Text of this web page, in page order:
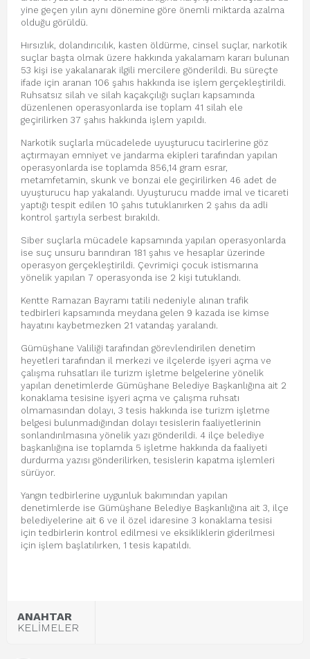
yine geçen yılın aynı dönemine göre önemli miktarda azalma
olduğu görüldü.
Hırsızlık, dolandırıcılık, kasten öldürme, cinsel suçlar, narkotik
suçlar başta olmak üzere hakkında yakalamam kararı bulunan
53 kişi ise yakalanarak ilgili mercilere gönderildi. Bu süreçte
ifade için aranan 106 şahıs hakkında ise işlem gerçekleştirildi.
Ruhsatsız silah ve silah kaçakçılığı suçları kapsamında
düzenlenen operasyonlarda ise toplam 41 silah ele
geçirilirken 37 şahıs hakkında işlem yapıldı.
Narkotik suçlarla mücadelede uyuşturucu tacirlerine göz
açtırmayan emniyet ve jandarma ekipleri tarafından yapılan
operasyonlarda ise toplamda 856,14 gram esrar,
metamfetamin, skunk ve bonzai ele geçirilirken 46 adet de
uyuşturucu hap yakalandı. Uyuşturucu madde imal ve ticareti
yaptığı tespit edilen 10 şahıs tutuklanırken 2 şahıs da adli
kontrol şartıyla serbest bırakıldı.
Siber suçlarla mücadele kapsamında yapılan operasyonlarda
ise suç unsuru barındıran 181 şahıs ve hesaplar üzerinde
operasyon gerçekleştirildi. Çevrimiçi çocuk istismarına
yönelik yapılan 7 operasyonda ise 2 kişi tutuklandı.
Kentte Ramazan Bayramı tatili nedeniyle alınan trafik
tedbirleri kapsamında meydana gelen 9 kazada ise kimse
hayatını kaybetmezken 21 vatandaş yaralandı.
Gümüşhane Valiliği tarafından görevlendirilen denetim
heyetleri tarafından il merkezi ve ilçelerde işyeri açma ve
çalışma ruhsatları ile turizm işletme belgelerine yönelik
yapılan denetimlerde Gümüşhane Belediye Başkanlığına ait 2
konaklama tesisine işyeri açma ve çalışma ruhsatı
olmamasından dolayı, 3 tesis hakkında ise turizm işletme
belgesi bulunmadığından dolayı tesislerin faaliyetlerinin
sonlandırılmasına yönelik yazı gönderildi. 4 ilçe belediye
başkanlığına ise toplamda 5 işletme hakkında da faaliyeti
durdurma yazısı gönderilirken, tesislerin kapatma işlemleri
sürüyor.
Yangın tedbirlerine uygunluk bakımından yapılan
denetimlerde ise Gümüşhane Belediye Başkanlığına ait 3, ilçe
belediyelerine ait 6 ve il özel idaresine 3 konaklama tesisi
için tedbirlerin kontrol edilmesi ve eksikliklerin giderilmesi
için işlem başlatılırken, 1 tesis kapatıldı.
ANAHTAR
KELİMELER